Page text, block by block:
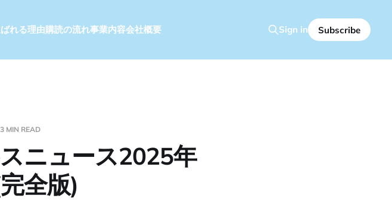
れる理由購読の流れ事業内容会社概要 Sign in Subscribe
MIN READ
ニュース2025年
全版)